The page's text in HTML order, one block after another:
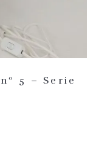
5 – Serie